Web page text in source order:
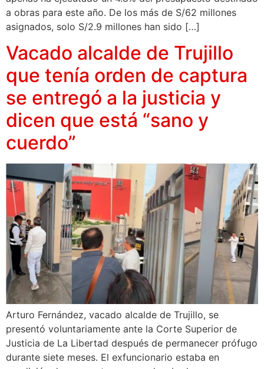
a obras para este año. De los más de S/62 millones
asignados, solo S/2.9 millones han sido […]
Vacado alcalde de Trujillo
que tenía orden de captura
se entregó a la justicia y
dicen que está “sano y
cuerdo”
Arturo Fernández, vacado alcalde de Trujillo, se
presentó voluntariamente ante la Corte Superior de
Justicia de La Libertad después de permanecer prófugo
durante siete meses. El exfuncionario estaba en